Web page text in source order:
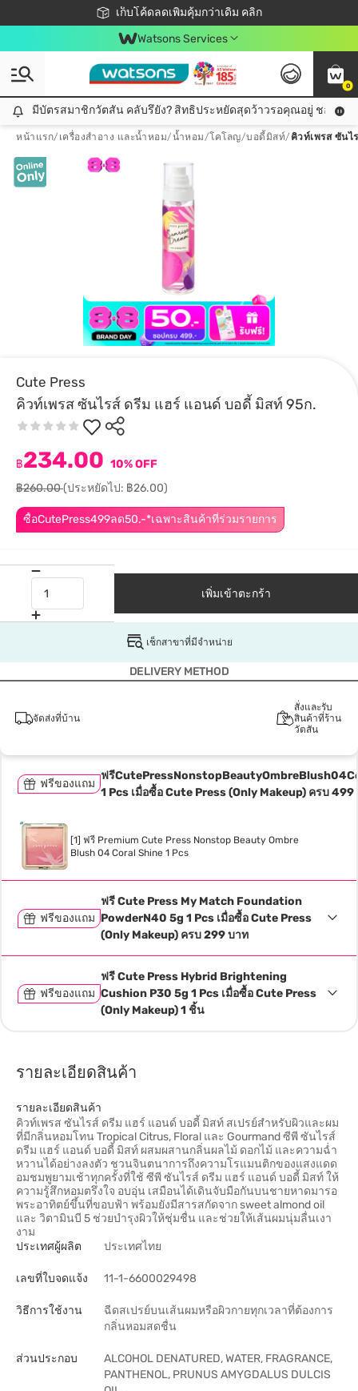
เก็บโค้ดลดเพิ่มคุ้มกว่าเดิม คลิก
ชอปออนไลน์ครั้งแรก ลดเพิ่มจุก ๆ 10%! 🎉
📦ส่งฟรี! เมื่อชอป 499฿
สมาชิกวัตสัน คลับดียังไง?
Watsons Services
0
มีบัตรสมาชิกวัตสัน คลับรึยัง? สิทธิประหยัดสุดว้าวรอคุณอยู่ ชอปคุ้มกว่าเดิม คลิก!
มีบัตรสมาชิกวัตสัน คลับรึยัง? สิทธิประหยัดสุดว้าวรอคุณอยู่ ชอปคุ้มก
หน้าแรก/ เครื่องสำอาง และน้ำหอม/น้ำหอม/โคโลญ/บอดี้มิสท์/ คิวท์เพรส ซัน
Cute Press
คิวท์เพรส ซันไรส์ ดรีม แฮร์ แอนด์ บอดี้ มิสท์ 95ก.
ซื้อCutePress499ลด50.-*เฉพาะสินค้าที่ร่วมรายการ
฿234.00 10% OFF
฿260.00(ประหยัดไป: ฿26.00)
เพิ่มเข้าตะกร้า
เช็กสาขาที่มีจำหน่าย
DELIVERY METHOD
จัดส่งที่บ้าน
สั่งและรับ
สินค้าที่ร้าน
วัตสัน
ฟรีของแถม
ฟรี
1 Pcs เมื่อซื้อ Cute Press (Only Makeup) ครบ 499
[1] ฟรี Premium Cute Press Nonstop Beauty Ombre
Blush 04 Coral Shine 1 Pcs
ฟรีของแถม
ฟรี Cute Press My Match Foundation
PowderN40 5g 1 Pcs เมื่อซื้อ Cute Press
(Only Makeup) ครบ 299 บาท
ฟรีของแถม
ฟรี Cute Press Hybrid Brightening
Cushion P30 5g 1 Pcs เมื่อซื้อ Cute Press
(Only Makeup) 1 ชิ้น
รายละเอียดสินค้า
รายละเอียดสินค้า
คิวท์เพรส ซันไรส์ ดรีม แฮร์ แอนด์ บอดี้ มิสท์ สเปรย์สำหรับผิวและผม
ที่มีกลิ่นหอมโทน Tropical Citrus, Floral และ Gourmand ซีพี ซันไรส์
ดรีม แฮร์ แอนด์ บอดี้ มิสท์ ผสมผสานกลิ่นผลไม้ ดอกไม้ และความฉ่ำ
หวานได้อย่างลงตัว ชวนจินตนาการถึงความโรแมนติกของแสงแดด
อมชมพูยามเช้าทุกครั้งที่ใช้ ซีพี ซันไรส์ ดรีม แฮร์ แอนด์ บอดี้ มิสท์ ให้
ความรู้สึกหอมตรึงใจ อบอุ่น เสมือนได้เดินจับมือกันบนชายหาดมารอ
พระอาทิตย์ขึ้นที่ขอบฟ้า พร้อมยังมีสารสกัดจาก sweet almond oil
และ วิตามินบี 5 ช่วยบำรุงผิวให้ชุ่มชื่น และช่วยให้เส้นผมนุ่มลื่นเงา
งาม
ประเทศผู้ผลิต
ประเทศไทย
เลขที่ใบจดแจ้ง 11-1-6600029498
วิธีการใช้งาน
ฉีดสเปรย์บนเส้นผมหรือผิวกายทุกเวลาที่ต้องการ
กลิ่นหอมสดชื่น
ส่วนประกอบ
ALCOHOL DENATURED, WATER, FRAGRANCE,
PANTHENOL, PRUNUS AMYGDALUS DULCIS